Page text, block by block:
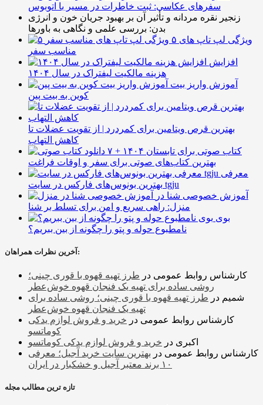
سفرهای عکاسی: ثبت خاطرات در مسیر با اتوبوس
زنجیر نقره مردانه و تأثیر آن بر بهبود جریان خون و انرژی
بدن: بررسی علمی و نگاهی به باورها
۵ ویژگی لپ تاپ های
مناسب سفر
افزایش
هزینه مالکیت لیفتراک در سال ۱۴۰۴
آموزش واریز بیت
کوین به بیت پین
بهترین قرص ویتامین برای کمردرد | از تقویت عضلات تا
کاهش التهاب
۷ کتاب صوتی برای تابستان ۱۴۰۴ +
بهترین کتاب‌های صوتی برای سفر و اوقات فراغت
معرفی
بهترین بونوس‌های فارکس در سایت tgju
آموزش خصوصی شنا در
منزل: راهی سریع و امن برای تسلط بر شنا
بوی
نامطبوع حوله و پتو را چگونه از بین ببریم؟
آخرین نظرات همراهان:
کارشناس روابط عمومی در طرز تهیه قهوه با قوری چینی؛
روشی ساده برای تهیه یک فنجان قهوه خوش‌عطر
شمیم در طرز تهیه قهوه با قوری چینی؛ روشی ساده برای
تهیه یک فنجان قهوه خوش‌عطر
کارشناس روابط عمومی در خرید و فروش لوازم یدکی
کوماتسو
اکبری در خرید و فروش لوازم یدکی کوماتسو
کارشناس روابط عمومی در بهترین سایت خرید آجیل؛ معرفی
۱۰ برند معتبر آجیل و خشکبار در ایران
تازه ترین مطالب مجله